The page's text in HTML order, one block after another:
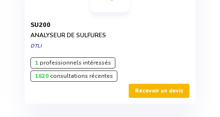
SU200
ANALYSEUR DE SULFURES
DTLI
1professionnels intéressés
1620consultations récentes
Recevoir un devis